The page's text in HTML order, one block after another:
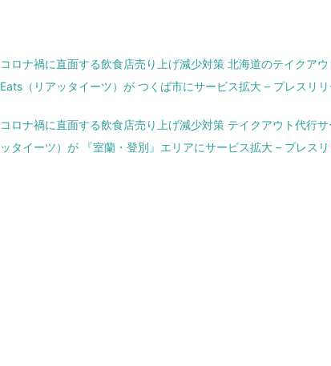
コロナ禍に直面する飲食店売り上げ減少対策 北海道のテイクア
Eats（リアッタイーツ）が つくば市にサービス拡大 – プレスリリ
コロナ禍に直面する飲食店売り上げ減少対策 テイクアウト代行
ッタイーツ）が 『室蘭・登別』エリアにサービス拡大 – プレスリ